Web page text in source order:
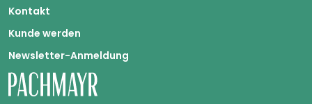
Kontakt
Kunde werden
Newsletter-Anmeldung